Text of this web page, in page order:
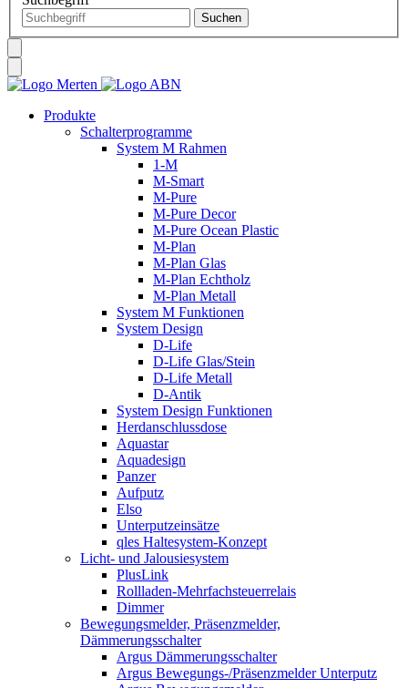
Produkte
Schalterprogramme
System M Rahmen
1-M
M-Smart
M-Pure
M-Pure Decor
M-Pure Ocean Plastic
M-Plan
M-Plan Glas
M-Plan Echtholz
M-Plan Metall
System M Funktionen
System Design
D-Life
D-Life Glas/Stein
D-Life Metall
D-Antik
System Design Funktionen
Herdanschlussdose
Aquastar
Aquadesign
Panzer
Aufputz
Elso
Unterputzeinsätze
qles Haltesystem-Konzept
Licht- und Jalousiesystem
PlusLink
Rollladen-Mehrfachsteuerrelais
Dimmer
Bewegungsmelder, Präsenzmelder,
Dämmerungsschalter
Argus Dämmerungsschalter
Argus Bewegungs-/Präsenzmelder Unterputz